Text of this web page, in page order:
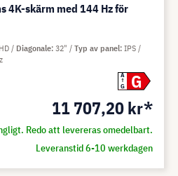
4K-skärm med 144 Hz för
A
G
G
11 707,20 kr*
Redo att levereras omedelbart.
Leveranstid 6-10 werkdagen
Diagonale 32" Typ av panel IPS